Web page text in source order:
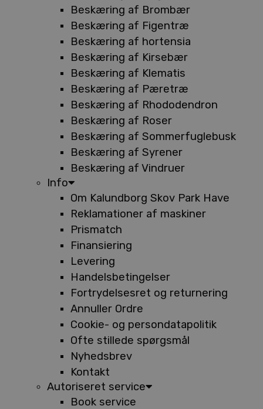
Beskæring af Brombær
Beskæring af Figentræ
Beskæring af hortensia
Beskæring af Kirsebær
Beskæring af Klematis
Beskæring af Pæretræ
Beskæring af Rhododendron
Beskæring af Roser
Beskæring af Sommerfuglebusk
Beskæring af Syrener
Beskæring af Vindruer
Info
Om Kalundborg Skov Park Have
Reklamationer af maskiner
Prismatch
Finansiering
Levering
Handelsbetingelser
Fortrydelsesret og returnering
Annuller Ordre
Cookie- og persondatapolitik
Ofte stillede spørgsmål
Nyhedsbrev
Kontakt
Autoriseret service
Book service